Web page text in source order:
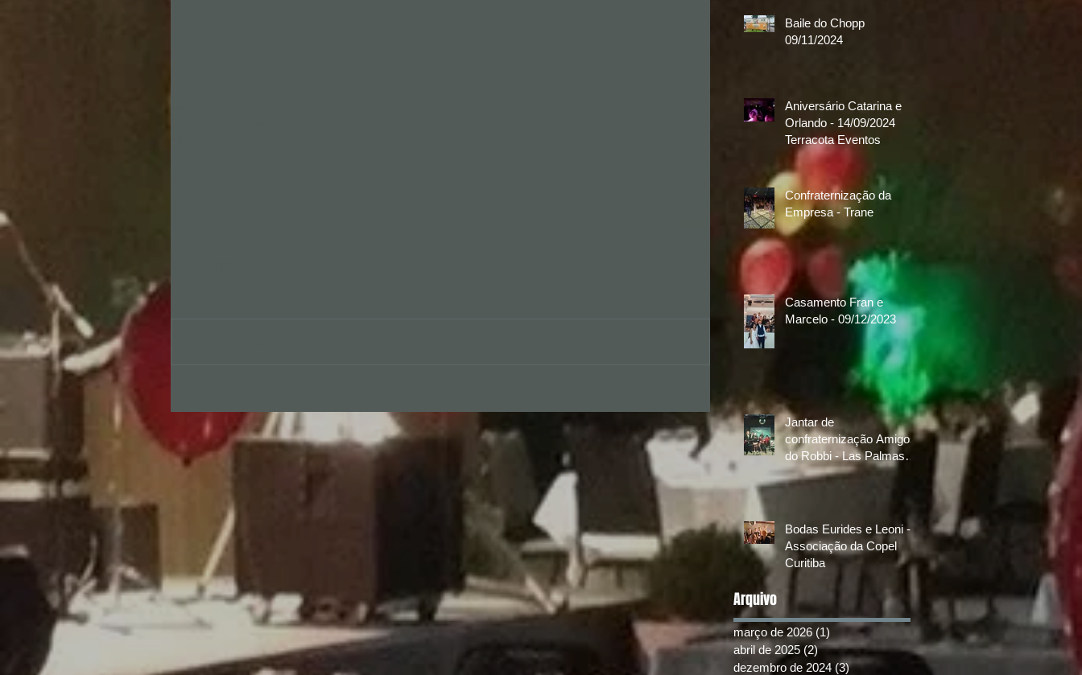
Baile do Chopp
09/11/2024
Aniversário Catarina e
Orlando - 14/09/2024
Terracota Eventos
Confraternização da
Empresa - Trane
Casamento Fran e
Marcelo - 09/12/2023
Jantar de
confraternização Amigos
do Robbi - Las Palmas
Golf & Country Club
Bodas Eurides e Leoni -
Associação da Copel
Curitiba
Arquivo
março de 2026 (1) 1 post
abril de 2025 (2)2 posts
dezembro de 2024 (3)3 posts